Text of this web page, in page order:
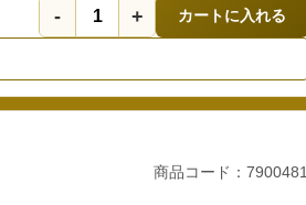
- + カートに入れる
商品コード：7900481